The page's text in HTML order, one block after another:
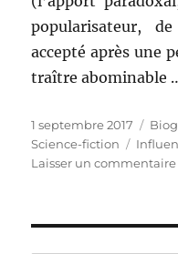
popularisateur,
accepté après une
traître abominable
Publié
le
1 septembre 2017
Science-fiction
Laisser un commentaire